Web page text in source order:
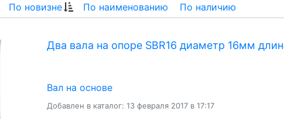
По новизне По наименованию По наличию
Два вала на опоре SBR16 диаметр 16мм
Вал на основе
Добавлен в каталог: 13 февраля 2017 в 17:17